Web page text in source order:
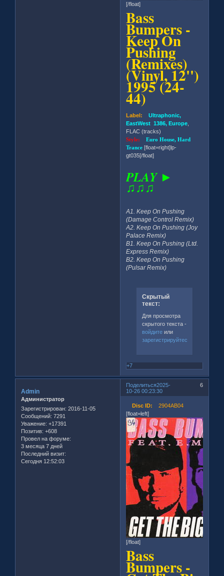
[/float]
Bass
Bumpers -
Keep On
Pushing
(Remixes)
(Vinyl, 12'')
1995 (24-
44)
Label: Ultraphonic,
EastWest 1386, Europe
FLAC (tracks)
Style:Euro House, Hard
Trance[float=right]lp-
gt035[/float]
PLAY ►
♫♫♫
A1. Keep On Pushing
(Damage Control Remix)
A2. Keep On Pushing (Joy
Palace Remix)
B1. Keep On Pushing (Ltd.
Express Remix)
B2. Keep On Pushing
(Pulsar Remix)
Скрытый
текст:
Для просмотра
скрытого текста -
войдитеили
зарегистрируйтесь
+7
Поделиться 6
2025-
10-26 00:23:30
Admin
Администратор
Зарегистрирован: 2016-11-05
Сообщений: 7291
Уважение: +17391
Позитив: +608
Провел на форуме:
3 месяца 7 дней
Последний визит:
Сегодня 12:52:03
Disc ID: 2904AB04
[float=left]
[/float]
Bass
Bumpers -